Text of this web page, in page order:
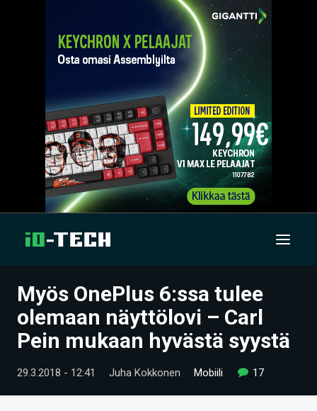
UUTISET
ARTIKKELIT
VIDEOT
TECHBBS
Myös OnePlus 6:ssa tulee
olemaan näyttölovi – Carl
Pein mukaan hyvästä syystä
29.3.2018 - 12:41 Juha Kokkonen Mobiili 17